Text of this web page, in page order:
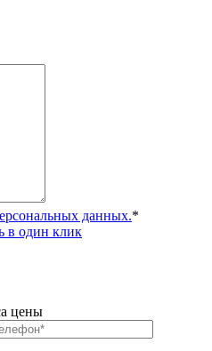
данных.*
в один клик
цены